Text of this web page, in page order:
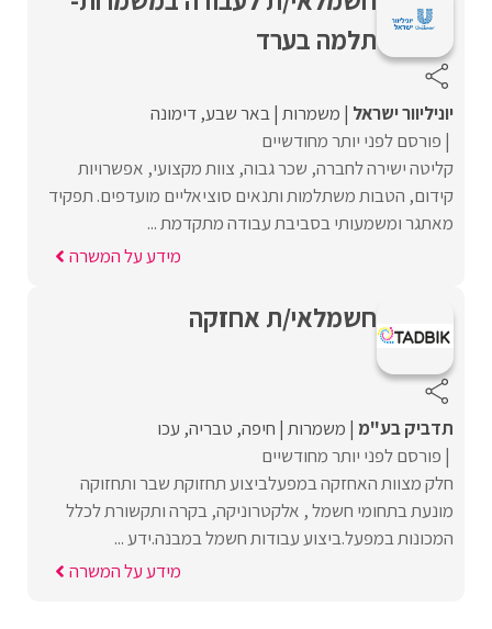
תלמה בערד
יוניליוור ישראל משמרות באר שבע דימונה
פורסם לפני יותר מחודשיים
קליטה ישירה לחברה, שכר גבוה, צוות מקצועי, אפשרויות
קידום, הטבות משתלמות ותנאים סוציאליים מועדפים. תפקיד
מאתגר ומשמעותי בסביבת עבודה מתקדמת ...
מידע על המשרה
חשמלאי/ת אחזקה
תדביק בע"מ משמרות חיפה טבריה עכו
פורסם לפני יותר מחודשיים
חלק מצוות האחזקה במפעלביצוע תחזוקת שבר ותחזוקה
מונעת בתחומי חשמל , אלקטרוניקה, בקרה ותקשורת לכלל
המכונות במפעל.ביצוע עבודות חשמל במבנה.ידע ...
מידע על המשרה